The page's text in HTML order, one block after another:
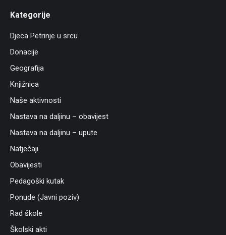
Kategorije
Djeca Petrinje u srcu
Donacije
Geografija
Knjižnica
Naše aktivnosti
Nastava na daljinu – obavijest
Nastava na daljinu – upute
Natječaji
Obavijesti
Pedagoški kutak
Ponude (Javni poziv)
Rad škole
Školski akti